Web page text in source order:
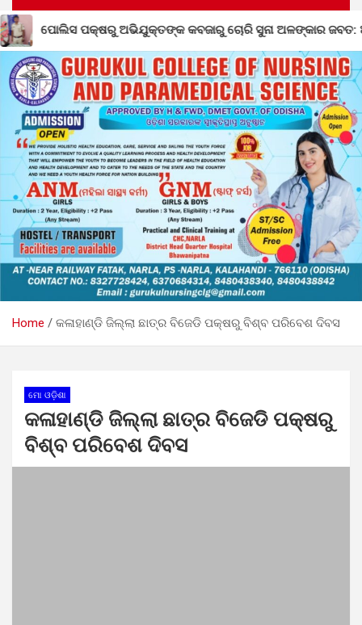
ଅଭିଯୁକ୍ତଙ୍କ କବଜାରୁ ଚୋରି ସୁନା ଅଳଙ୍କାର ଜବତ: ଅଭିଯୁକ୍ତ ଗିରଫ
Home କଳାହାଣ୍ଡି ଜିଲ୍ଲା ଛାତ୍ର ବିଜେଡି ପକ୍ଷରୁ ବିଶ୍ବ ପରିବେଶ ଦିବସ
ମୋ ଓଡ଼ିଶା
କଳାହାଣ୍ଡି ଜିଲ୍ଲା ଛାତ୍ର ବିଜେଡି ପକ୍ଷରୁ
ବିଶ୍ବ ପରିବେଶ ଦିବସ